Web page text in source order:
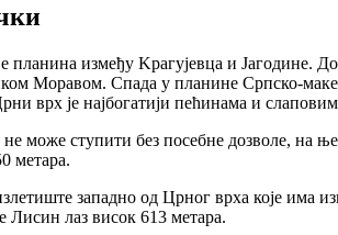
планина између Kрагујевца и Јагодине.
Моравом. Спада у планине Српско-
врх је најбогатији пећинама и
може ступити без посебне дозволе, на
метара.
западно од Црног врха које има
Лисин лаз висок 613 метара.